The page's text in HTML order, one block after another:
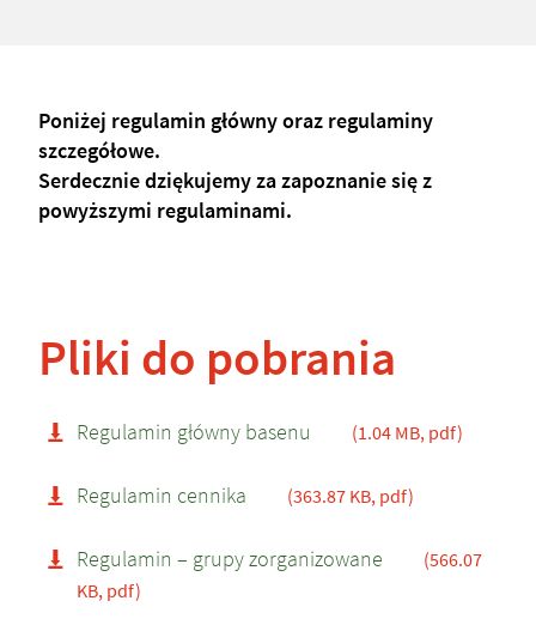
Poniżej regulamin główny oraz regulaminy
szczegółowe.
Serdecznie dziękujemy za zapoznanie się z
powyższymi regulaminami.
Pliki do pobrania
Regulamin główny basenu (1.04 MB, pdf)
Regulamin cennika (363.87 KB, pdf)
Regulamin – grupy zorganizowane
(566.07
KB, pdf)